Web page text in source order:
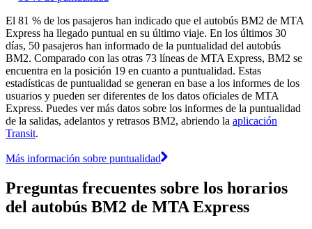
El 81 % de los pasajeros han indicado que el autobús BM2 de MTA
Express ha llegado puntual en su último viaje. En los últimos 30
días, 50 pasajeros han informado de la puntualidad del autobús
BM2. Comparado con las otras 73 líneas de MTA Express, BM2 se
encuentra en la posición 19 en cuanto a puntualidad. Estas
estadísticas de puntualidad se generan en base a los informes de los
usuarios y pueden ser diferentes de los datos oficiales de MTA
Express. Puedes ver más datos sobre los informes de la puntualidad
de la salidas, adelantos y retrasos BM2, abriendo la aplicación
Transit.
Más información sobre puntualidad
Preguntas frecuentes sobre los horarios
del autobús BM2 de MTA Express